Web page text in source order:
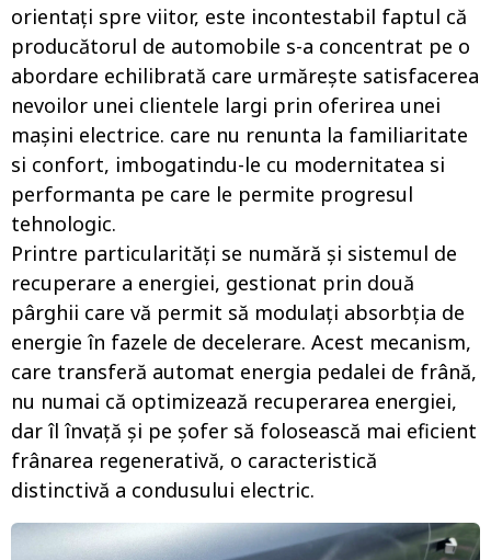
orientați spre viitor, este incontestabil faptul că
producătorul de automobile s-a concentrat pe o
abordare echilibrată care urmărește satisfacerea
nevoilor unei clientele largi prin oferirea unei
mașini electrice. care nu renunta la familiaritate
si confort, imbogatindu-le cu modernitatea si
performanta pe care le permite progresul
tehnologic.
Printre particularități se numără și sistemul de
recuperare a energiei, gestionat prin două
pârghii care vă permit să modulați absorbția de
energie în fazele de decelerare. Acest mecanism,
care transferă automat energia pedalei de frână,
nu numai că optimizează recuperarea energiei,
dar îl învață și pe șofer să folosească mai eficient
frânarea regenerativă, o caracteristică
distinctivă a condusului electric.